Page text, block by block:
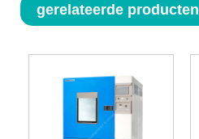
gerelateerde producten